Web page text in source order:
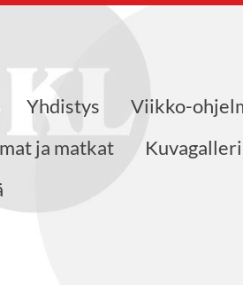
Yhdistys Viikko-
ja matkat